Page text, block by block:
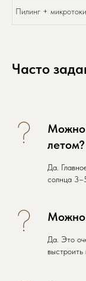
Пилинг + микротоки
Часто
Можно
летом?
Да.
солнца
Можно
Да. Это
выстроить